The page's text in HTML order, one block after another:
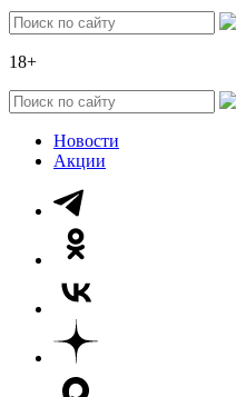
18+
Новости
Акции